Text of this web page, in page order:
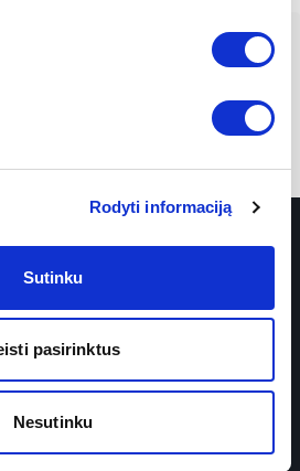
Rodyti informaciją
Sutinku
pasirinktus
Nesutinku